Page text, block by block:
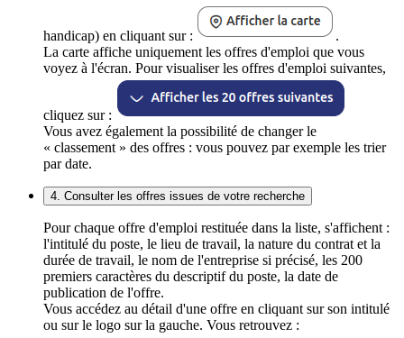
handicap) en cliquant sur :
.
La carte affiche uniquement les offres d'emploi que vous
voyez à l'écran. Pour visualiser les offres d'emploi suivantes,
cliquez sur :
Vous avez également la possibilité de changer le
« classement » des offres : vous pouvez par exemple les trier
par date.
4. Consulter les offres issues de votre recherche
Pour chaque offre d'emploi restituée dans la liste, s'affichent :
l'intitulé du poste, le lieu de travail, la nature du contrat et la
durée de travail, le nom de l'entreprise si précisé, les 200
premiers caractères du descriptif du poste, la date de
publication de l'offre.
Vous accédez au détail d'une offre en cliquant sur son intitulé
ou sur le logo sur la gauche. Vous retrouvez :